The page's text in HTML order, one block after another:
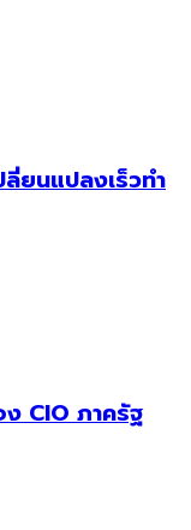
ยนแปลงเร็วทำ
CIO ภาครัฐ